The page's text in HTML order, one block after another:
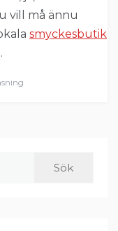
vill må ännu
smyckesbutik